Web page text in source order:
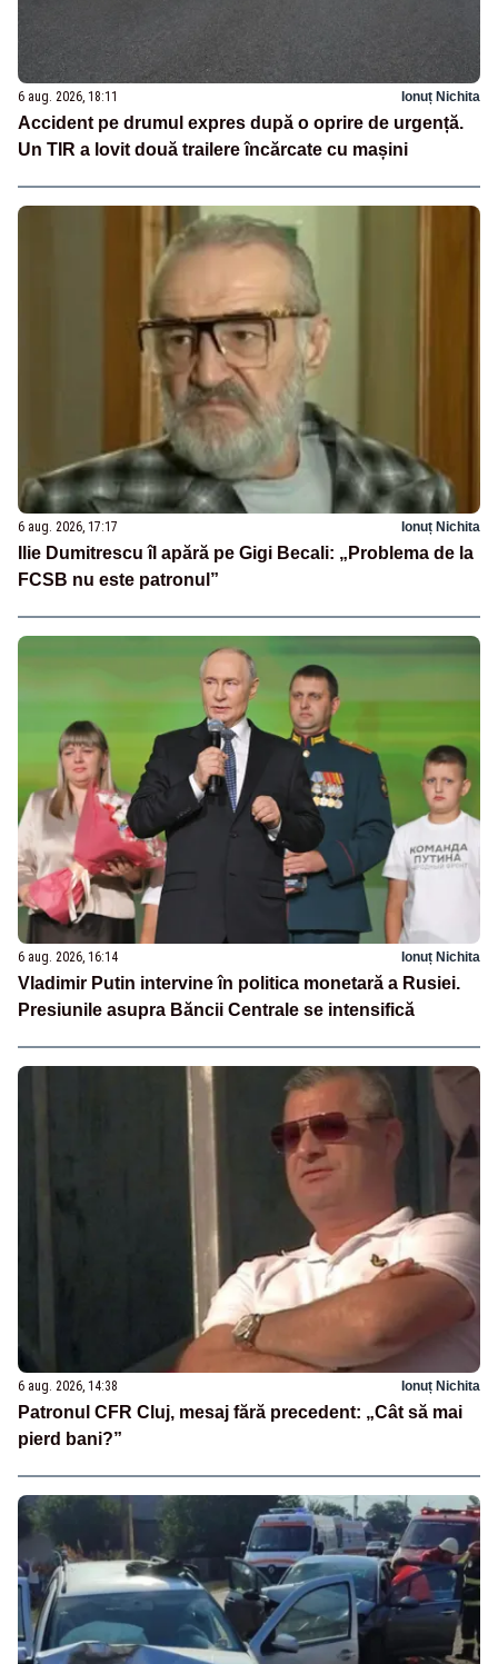
6 aug. 2026, 18:11 Ionuț Nichita
Accident pe drumul expres după o oprire de urgență.
Un TIR a lovit două trailere încărcate cu mașini
6 aug. 2026, 17:17 Ionuț Nichita
Ilie Dumitrescu îl apără pe Gigi Becali: „Problema de la
FCSB nu este patronul”
6 aug. 2026, 16:14 Ionuț Nichita
Vladimir Putin intervine în politica monetară a Rusiei.
Presiunile asupra Băncii Centrale se intensifică
6 aug. 2026, 14:38 Ionuț Nichita
Patronul CFR Cluj, mesaj fără precedent: „Cât să mai
pierd bani?”